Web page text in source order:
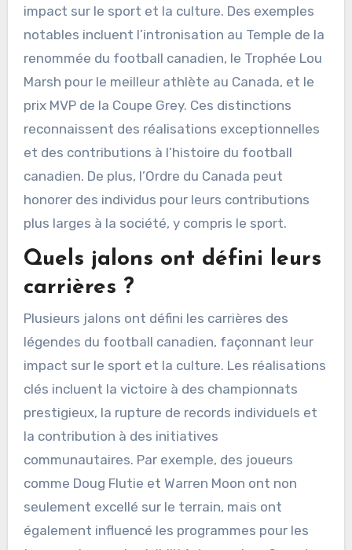
impact sur le sport et la culture. Des exemples
notables incluent l’intronisation au Temple de la
renommée du football canadien, le Trophée Lou
Marsh pour le meilleur athlète au Canada, et le
prix MVP de la Coupe Grey. Ces distinctions
reconnaissent des réalisations exceptionnelles
et des contributions à l’histoire du football
canadien. De plus, l’Ordre du Canada peut
honorer des individus pour leurs contributions
plus larges à la société, y compris le sport.
Quels jalons ont défini leurs
carrières ?
Plusieurs jalons ont défini les carrières des
légendes du football canadien, façonnant leur
impact sur le sport et la culture. Les réalisations
clés incluent la victoire à des championnats
prestigieux, la rupture de records individuels et
la contribution à des initiatives
communautaires. Par exemple, des joueurs
comme Doug Flutie et Warren Moon ont non
seulement excellé sur le terrain, mais ont
également influencé les programmes pour les